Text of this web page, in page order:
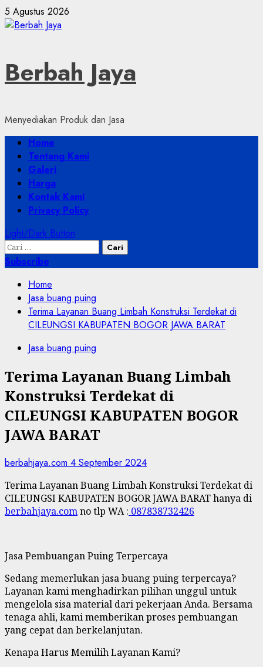
Skip
to
5 Agustus 2026
Berbah Jaya
Menyediakan Produk dan Jasa
Primary
Menu
Home
Tentang Kami
Galeri
Harga
Kontak Kami
Privacy Policy
Light/Dark Button
Cari
untuk:
Subscribe
Home
Jasa buang puing
Terima Layanan Buang Limbah Konstruksi Terdekat di
CILEUNGSI KABUPATEN BOGOR JAWA BARAT
Jasa buang puing
Terima Layanan Buang Limbah
Konstruksi Terdekat di
CILEUNGSI KABUPATEN BOGOR
JAWA BARAT
berbahjaya.com 4 September 2024
Terima Layanan Buang Limbah Konstruksi Terdekat di
CILEUNGSI KABUPATEN BOGOR JAWA BARAT hanya di
berbahjaya.comno tlp WA : 087838732426
Jasa Pembuangan Puing Terpercaya
Sedang memerlukan jasa buang puing terpercaya?
Layanan kami menghadirkan pilihan unggul untuk
mengelola sisa material dari pekerjaan Anda. Bersama
tenaga ahli, kami memberikan proses pembuangan
yang cepat dan berkelanjutan.
Kenapa Harus Memilih Layanan Kami?